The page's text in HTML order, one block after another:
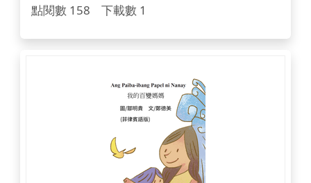
點閱數 158 下載數 1